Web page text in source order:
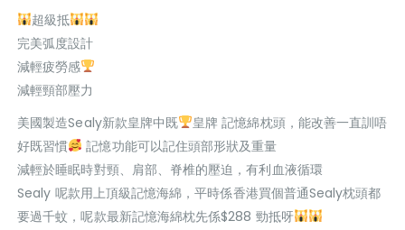
超級抵
完美弧度設計
減輕疲勞感
減輕頸部壓力
美國製造Sealy新款皇牌中既
皇牌 記憶綿枕頭，能改善一直訓唔
好既習慣
記憶功能可以記住頭部形狀及重量
減輕於睡眠時對頸、肩部、脊椎的壓迫，有利血液循環
Sealy 呢款用上頂級記憶海綿，平時係香港買個普通Sealy枕頭都
要過千蚊，呢款最新記憶海綿枕先係$288 勁抵呀